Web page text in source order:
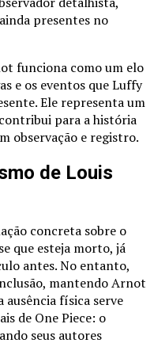
presentes no
funciona como um elo
e os eventos que Luffy
Ele representa um
para a história
observação e registro.
de Louis
concreta sobre o
que esteja morto, já
antes. No entanto,
mantendo Arnot
ausência física serve
de One Piece: o
seus autores